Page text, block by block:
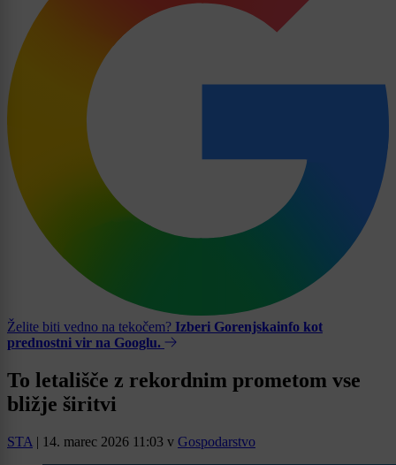
Želite biti vedno na tekočem? Izberi Gorenjskainfo kot
prednostni vir na Googlu.
To letališče z rekordnim prometom vse
bližje širitvi
STA | 14. marec 2026 11:03 v Gospodarstvo